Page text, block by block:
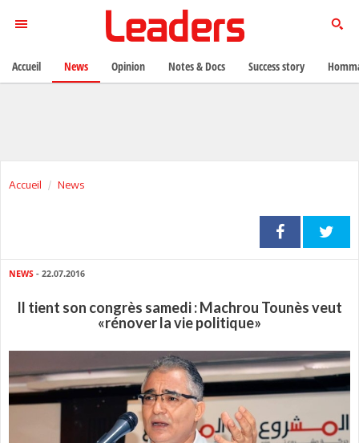
Accueil News
NEWS - 22.07.2016
Il tient son congrès samedi : Machrou Tounès veut
«rénover la vie politique»
Accueil News Opinion Notes & Docs Success story